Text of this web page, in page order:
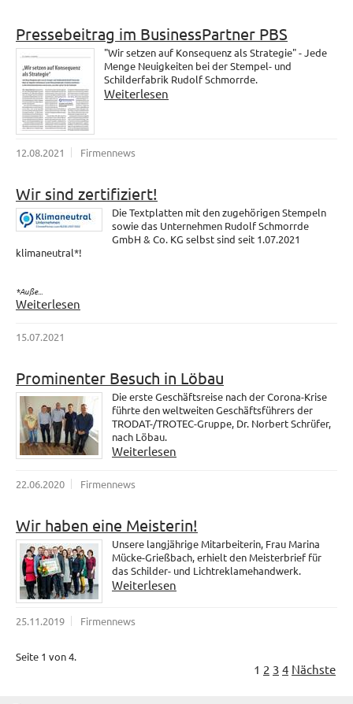
Pressebeitrag im BusinessPartner PBS
"Wir setzen auf Konsequenz als Strategie" - Jede
Menge Neuigkeiten bei der Stempel- und
Schilderfabrik Rudolf Schmorrde.
Weiterlesen
12.08.2021 Firmennews
Wir sind zertifiziert!
Die Textplatten mit den zugehörigen Stempeln
sowie das Unternehmen Rudolf Schmorrde
GmbH & Co. KG selbst sind seit 1.07.2021
klimaneutral*!
*Auße...
Weiterlesen
15.07.2021
Prominenter Besuch in Löbau
Die erste Geschäftsreise nach der Corona-Krise
führte den weltweiten Geschäftsführers der
TRODAT-/TROTEC-Gruppe, Dr. Norbert Schrüfer,
nach Löbau.
Weiterlesen
22.06.2020 Firmennews
Wir haben eine Meisterin!
Unsere langjährige Mitarbeiterin, Frau Marina
Mücke-Grießbach, erhielt den Meisterbrief für
das Schilder- und Lichtreklamehandwerk.
Weiterlesen
25.11.2019 Firmennews
Seite 1 von 4.
1 2 3 4 Nächste